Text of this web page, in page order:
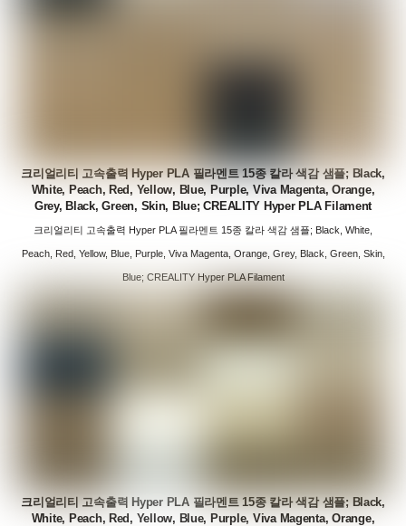
크리얼리티 고속출력 Hyper PLA 필라멘트 15종 칼라 색감 샘플; Black,
White, Peach, Red, Yellow, Blue, Purple, Viva Magenta, Orange,
Grey, Black, Green, Skin, Blue; CREALITY Hyper PLA Filament
크리얼리티 고속출력 Hyper PLA 필라멘트 15종 칼라 색감 샘플; Black, White,
Peach, Red, Yellow, Blue, Purple, Viva Magenta, Orange, Grey, Black, Green, Skin,
Blue; CREALITY Hyper PLA Filament
크리얼리티 고속출력 Hyper PLA 필라멘트 15종 칼라 색감 샘플; Black,
White, Peach, Red, Yellow, Blue, Purple, Viva Magenta, Orange,